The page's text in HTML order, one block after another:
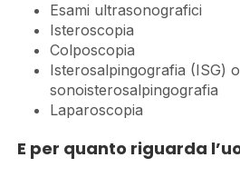
Esami ultrasonografici
Isteroscopia
Colposcopia
Isterosalpingografia (ISG) o
sonoisterosalpingografia
Laparoscopia
E per quanto riguarda